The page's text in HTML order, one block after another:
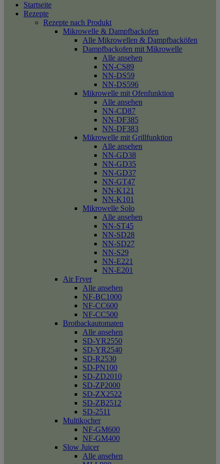
Startseite
Rezepte
Rezepte nach Produkt
Mikrowelle & Dampfbackofen
Alle Mikrowellen & Dampfbacköfen
Dampfbackofen mit Mikrowelle
Alle ansehen
NN-CS89
NN-DS59
NN-DS596
Mikrowelle mit Ofenfunktion
Alle ansehen
NN-CD87
NN-DF385
NN-DF383
Mikrowelle mit Grillfunktion
Alle ansehen
NN-GD38
NN-GD35
NN-GD37
NN-GT47
NN-K121
NN-K101
Mikrowelle Solo
Alle ansehen
NN-ST45
NN-SD28
NN-SD27
NN-S29
NN-E221
NN-E201
Air Fryer
Alle ansehen
NF-BC1000
NF-CC600
NF-CC500
Brotbackautomaten
Alle ansehen
SD-YR2550
SD-YR2540
SD-R2530
SD-PN100
SD-ZD2010
SD-ZP2000
SD-ZX2522
SD-ZB2512
SD-2511
Multikocher
NF-GM600
NF-GM400
Slow Juicer
Alle ansehen